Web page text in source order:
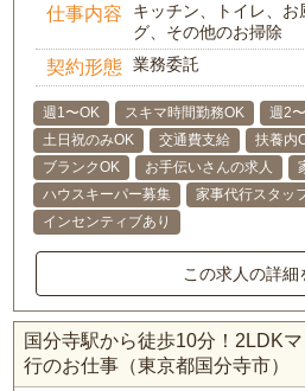
仕事内容
キッチン、トイレ、
グ、その他のお掃除
契約形態 業務委託
週1〜OK スキマ時間勤務OK
週2
土日祝のみOK
交通費支給 扶養内
ブランクOK
お手伝いさんの求人
ハウスキーパー募集
家事代行スタッ
インセンティブあり
この求人の詳細
国分寺駅から徒歩10分！2LDK
行のお仕事（東京都国分寺市）